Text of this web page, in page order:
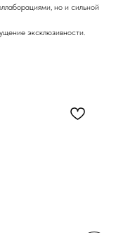
но и сильной
эксклюзивности.